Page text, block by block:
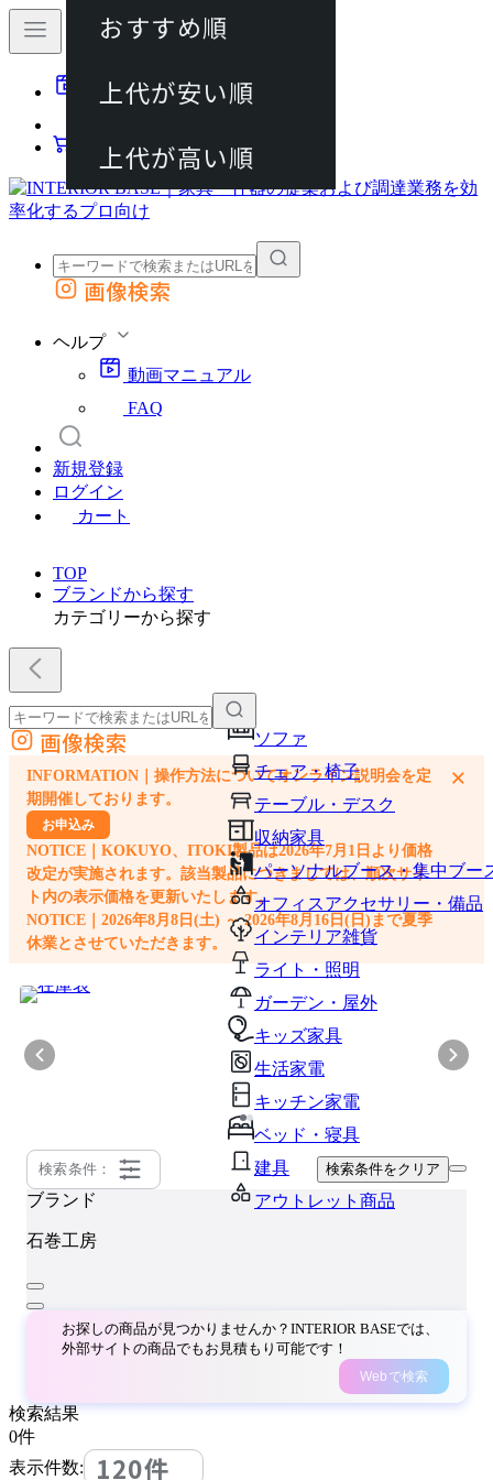
動画マニュアル
カート
外部サイトの商品をカートに追加
画像検索
ヘルプ
動画マニュアル
FAQ
新規登録
ログイン
カート
TOP
ブランドから探す
カテゴリーから探す
ソファ
チェア・椅子
テーブル・デスク
収納家具
パーソナルブース・集中ブー
オフィスアクセサリー・備品
インテリア雑貨
ライト・照明
ガーデン・屋外
キッズ家具
生活家電
キッチン家電
ベッド・寝具
建具
アウトレット商品
外部サイトの商品をカートに追加
他のサイトで見つけた商品ページのURLを貼り付けて、カートに追加できます
画像検索
INFORMATION｜操作方法についてオンライン説明会を定
期開催しております。
お申込み
NOTICE｜KOKUYO、ITOKI製品は2026年7月1日より価格
改定が実施されます。該当製品につきましては、順次サイ
ト内の表示価格を更新いたします。
NOTICE｜2026年8月8日(土) ～ 2026年8月16日(日)まで夏季
休業とさせていただきます。
×
検索条件： 検索条件をクリア
ブランド
石巻工房
お探しの商品が見つかりませんか？INTERIOR BASEでは、
外部サイトの商品でもお見積もり可能です！
Webで検索
検索結果
0件
表示件数:
120件
おすすめ順
上代が安い順
上代が高い順